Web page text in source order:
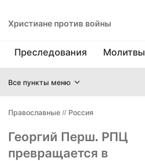
Христиане против войны
Преследования Молитвы
Все пункты меню
Православные // Россия
Георгий Перш. РПЦ
превращается в